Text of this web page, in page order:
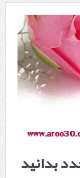
بدانید